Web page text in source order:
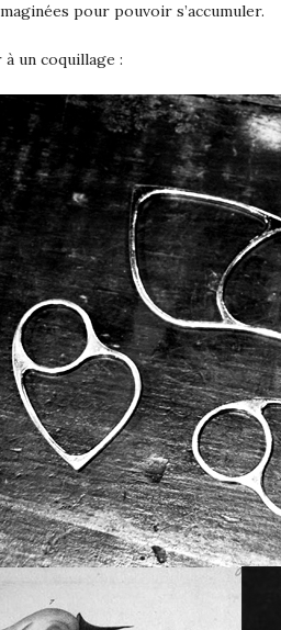
pour pouvoir s’accumuler.
un coquillage :